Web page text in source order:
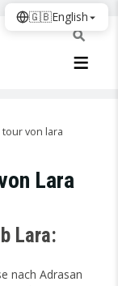
von lara
Lara
Lara:
nach Adrasan
🇬🇧English